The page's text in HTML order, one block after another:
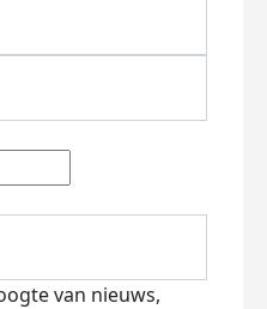
van nieuws,